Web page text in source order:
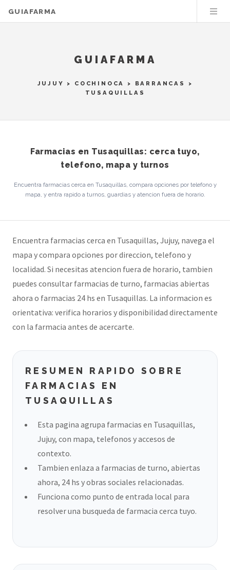
GUIAFARMA
GUIAFARMA
JUJUY > COCHINOCA > BARRANCAS
>
TUSAQUILLAS
Farmacias en Tusaquillas: cerca tuyo,
telefono, mapa y turnos
Encuentra farmacias cerca en Tusaquillas, compara opciones por telefono y
mapa, y entra rapido a turnos, guardias y atencion fuera de horario.
Encuentra farmacias cerca en Tusaquillas, Jujuy, navega el
mapa y compara opciones por direccion, telefono y
localidad. Si necesitas atencion fuera de horario, tambien
puedes consultar farmacias de turno, farmacias abiertas
ahora o farmacias 24 hs en Tusaquillas. La informacion es
orientativa: verifica horarios y disponibilidad directamente
con la farmacia antes de acercarte.
RESUMEN RAPIDO SOBRE
FARMACIAS EN
TUSAQUILLAS
Esta pagina agrupa farmacias en Tusaquillas,
Jujuy, con mapa, telefonos y accesos de
contexto.
Tambien enlaza a farmacias de turno, abiertas
ahora, 24 hs y obras sociales relacionadas.
Funciona como punto de entrada local para
resolver una busqueda de farmacia cerca tuyo.